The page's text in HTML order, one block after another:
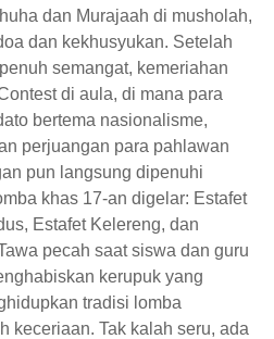
dan Murajaah di musholah,
dan kekhusyukan. Setelah
semangat, kemeriahan
di aula, di mana para
bertema nasionalisme,
perjuangan para pahlawan
pun langsung dipenuhi
khas 17-an digelar: Estafet
Estafet Kelereng, dan
pecah saat siswa dan guru
kerupuk yang
tradisi lomba
keceriaan. Tak kalah seru, ada